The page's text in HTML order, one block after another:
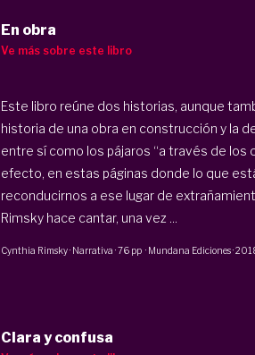
En obra
Ve más sobre este libro
Este libro reúne dos historias, aunque
historia de una obra en construcción y la
entre sí como los pájaros “a través de los
efecto, en estas páginas donde lo que
reconducirnos a ese lugar de
Rimsky hace cantar, una vez ...
Cynthia Rimsky · Narrativa ·76 pp· Mundana Ediciones·
Clara y confusa